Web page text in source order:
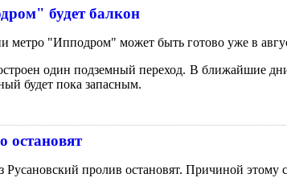
будет балкон
метро "Ипподром" может быть готово уже в
один подземный переход. В ближайшие
будет пока запасным.
остановят
пролив остановят. Причиной этому